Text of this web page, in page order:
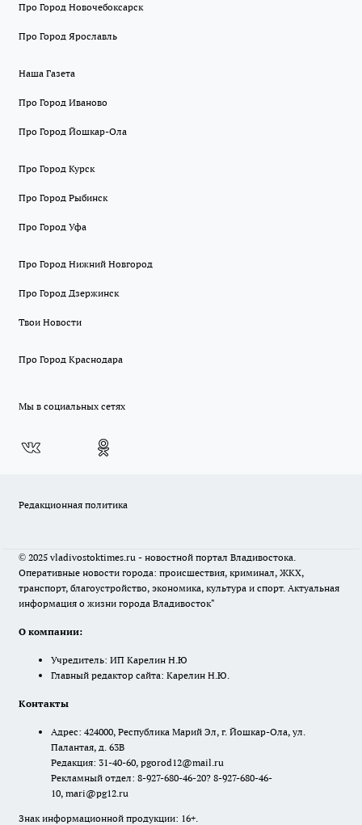
Про Город Новочебоксарск
Про Город Ярославль
Наша Газета
Про Город Иваново
Про Город Йошкар-Ола
Про Город Курск
Про Город Рыбинск
Про Город Уфа
Про Город Нижний Новгород
Про Город Дзержинск
Твои Новости
Про Город Краснодара
Мы в социальных сетях
Редакционная политика
© 2025 vladivostoktimes.ru - новостной портал Владивостока.
Оперативные новости города: происшествия, криминал, ЖКХ,
транспорт, благоустройство, экономика, культура и спорт. Актуальная
информация о жизни города Владивосток"
О компании:
Учредитель: ИП Карелин Н.Ю
Главный редактор сайта: Карелин Н.Ю.
Контакты
Адрес: 424000, Республика Марий Эл, г. Йошкар-Ола, ул.
Палантая, д. 63В
Редакция: 31-40-60, pgorod12@mail.ru
Рекламный отдел: 8-927-680-46-20? 8-927-680-46-
10, mari@pg12.ru
Знак информационной продукции: 16+.